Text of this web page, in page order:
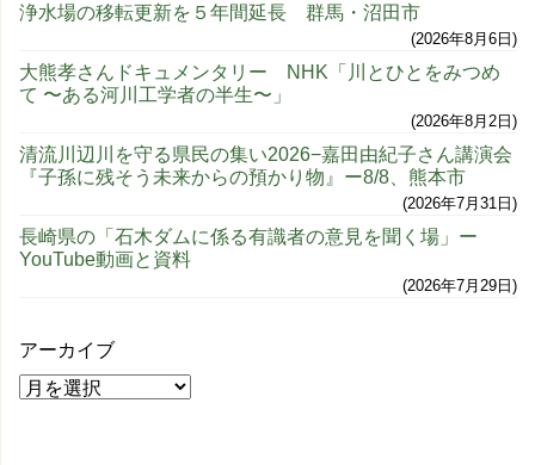
浄水場の移転更新を５年間延長 群馬・沼田市
2026年8月6日
大熊孝さんドキュメンタリー NHK「川とひとをみつめ
て 〜ある河川工学者の半生〜」
2026年8月2日
清流川辺川を守る県民の集い2026−嘉田由紀子さん講演会
『子孫に残そう未来からの預かり物』ー8/8、熊本市
2026年7月31日
長崎県の「石木ダムに係る有識者の意見を聞く場」ー
YouTube動画と資料
2026年7月29日
アーカイブ